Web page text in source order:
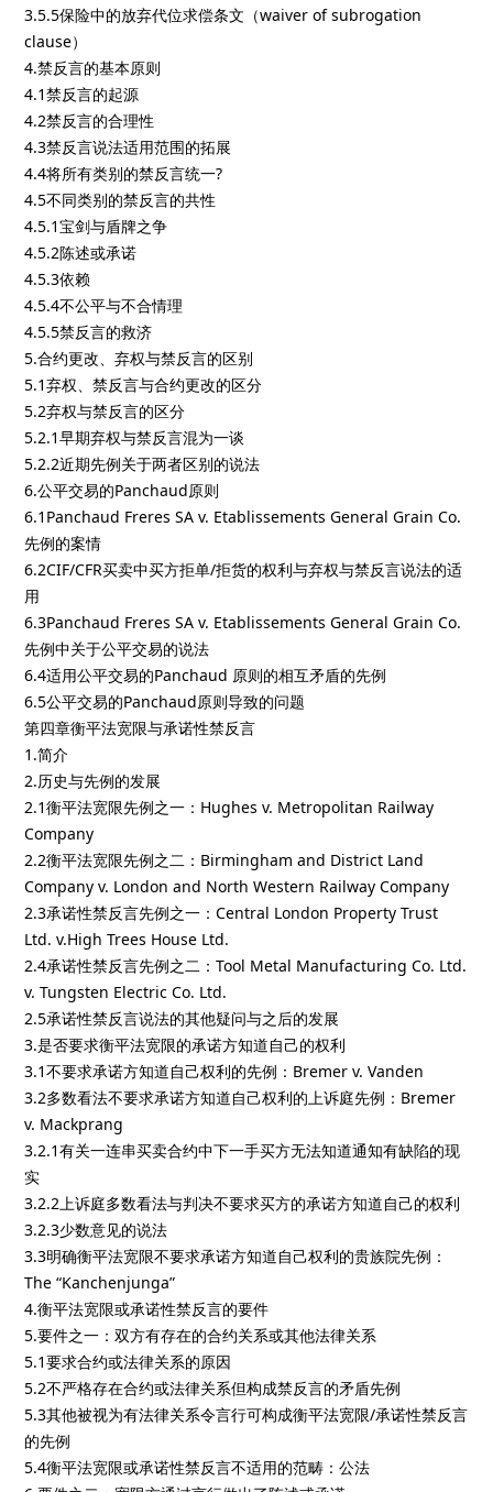
3.5.5保险中的放弃代位求偿条文（waiver of subrogation
clause）
4.禁反言的基本原则
4.1禁反言的起源
4.2禁反言的合理性
4.3禁反言说法适用范围的拓展
4.4将所有类别的禁反言统一?
4.5不同类别的禁反言的共性
4.5.1宝剑与盾牌之争
4.5.2陈述或承诺
4.5.3依赖
4.5.4不公平与不合情理
4.5.5禁反言的救济
5.合约更改、弃权与禁反言的区别
5.1弃权、禁反言与合约更改的区分
5.2弃权与禁反言的区分
5.2.1早期弃权与禁反言混为一谈
5.2.2近期先例关于两者区别的说法
6.公平交易的Panchaud原则
6.1Panchaud Freres SA v. Etablissements General Grain Co.
先例的案情
6.2CIF/CFR买卖中买方拒单/拒货的权利与弃权与禁反言说法的适
用
6.3Panchaud Freres SA v. Etablissements General Grain Co.
先例中关于公平交易的说法
6.4适用公平交易的Panchaud 原则的相互矛盾的先例
6.5公平交易的Panchaud原则导致的问题
第四章衡平法宽限与承诺性禁反言
1.简介
2.历史与先例的发展
2.1衡平法宽限先例之一：Hughes v. Metropolitan Railway
Company
2.2衡平法宽限先例之二：Birmingham and District Land
Company v. London and North Western Railway Company
2.3承诺性禁反言先例之一：Central London Property Trust
Ltd. v.High Trees House Ltd.
2.4承诺性禁反言先例之二：Tool Metal Manufacturing Co. Ltd.
v. Tungsten Electric Co. Ltd.
2.5承诺性禁反言说法的其他疑问与之后的发展
3.是否要求衡平法宽限的承诺方知道自己的权利
3.1不要求承诺方知道自己权利的先例：Bremer v. Vanden
3.2多数看法不要求承诺方知道自己权利的上诉庭先例：Bremer
v. Mackprang
3.2.1有关一连串买卖合约中下一手买方无法知道通知有缺陷的现
实
3.2.2上诉庭多数看法与判决不要求买方的承诺方知道自己的权利
3.2.3少数意见的说法
3.3明确衡平法宽限不要求承诺方知道自己权利的贵族院先例：
The “Kanchenjunga”
4.衡平法宽限或承诺性禁反言的要件
5.要件之一：双方有存在的合约关系或其他法律关系
5.1要求合约或法律关系的原因
5.2不严格存在合约或法律关系但构成禁反言的矛盾先例
5.3其他被视为有法律关系令言行可构成衡平法宽限/承诺性禁反言
的先例
5.4衡平法宽限或承诺性禁反言不适用的范畴：公法